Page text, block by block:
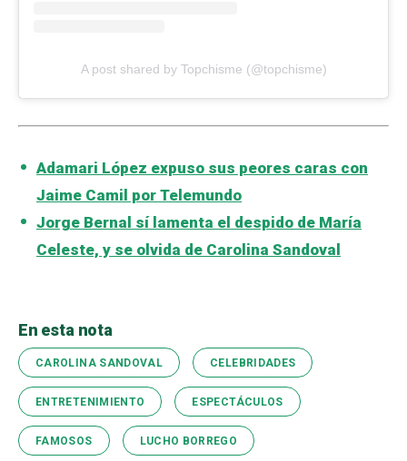
A post shared by Topchisme (@topchisme)
Adamari López expuso sus peores caras con
Jaime Camil por Telemundo
Jorge Bernal sí lamenta el despido de María
Celeste, y se olvida de Carolina Sandoval
En esta nota
CAROLINA SANDOVAL CELEBRIDADES
ENTRETENIMIENTO ESPECTÁCULOS
FAMOSOS LUCHO BORREGO